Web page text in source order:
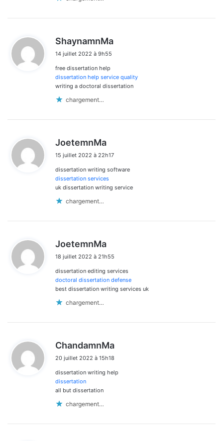
ShaynamnMa
:
14 juillet 2022 à 9h55
free dissertation help
dissertation help service quality
writing a doctoral dissertation
chargement…
JoetemnMa
t
:
15 juillet 2022 à 22h17
dissertation writing software
dissertation services
uk dissertation writing service
chargement…
JoetemnMa
t
:
18 juillet 2022 à 21h55
dissertation editing services
doctoral dissertation defense
best dissertation writing services uk
chargement…
ChandamnMa
20 juillet 2022 à 15h18
dissertation writing help
dissertation
all but dissertation
chargement…